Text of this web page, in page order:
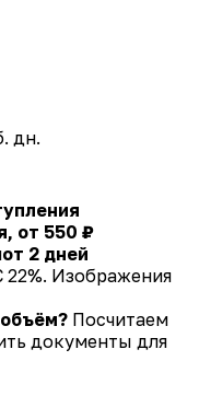
дн.
от 550 ₽
от 2 дней
Изображения
Посчитаем
документы для